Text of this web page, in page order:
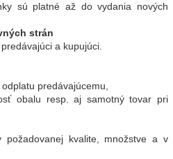
sú platné až do vydania nových
strán
a kupujúci.
predávajúcemu,
obalu resp. aj samotný tovar pri
požadovanej kvalite, množstve a v